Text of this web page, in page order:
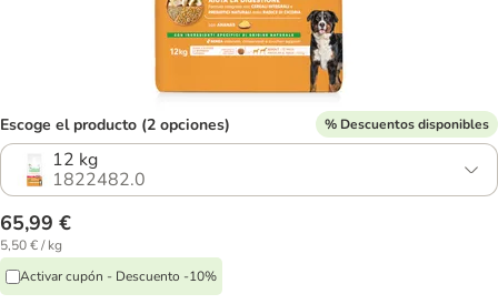
Escoge el producto (2 opciones) % Descuentos disponibles
12 kg
1822482.0
65,99 €
5,50 € / kg
Activar cupón - Descuento -10%